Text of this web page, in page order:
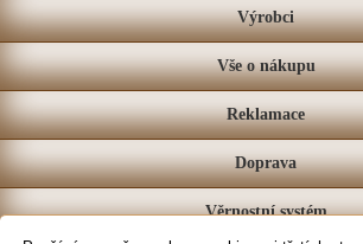
Výrobci
Vše o nákupu
Reklamace
Doprava
Věrnostní systém